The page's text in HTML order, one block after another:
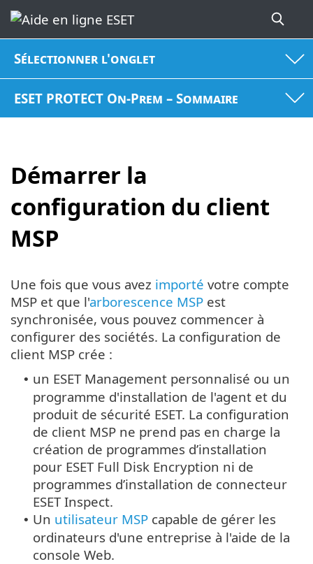
Sélectionner l'onglet
ESET PROTECT On-Prem – Sommaire
Démarrer la
configuration du client
MSP
Une fois que vous avez importé votre compte
MSP et que l'arborescence MSP est
synchronisée, vous pouvez commencer à
configurer des sociétés. La configuration de
client MSP crée :
• un ESET Management personnalisé ou un
programme d'installation de l'agent et du
produit de sécurité ESET. La configuration
de client MSP ne prend pas en charge la
création de programmes d’installation
pour ESET Full Disk Encryption ni de
programmes d’installation de connecteur
ESET Inspect.
• Un utilisateur MSP capable de gérer les
ordinateurs d'une entreprise à l'aide de la
console Web.